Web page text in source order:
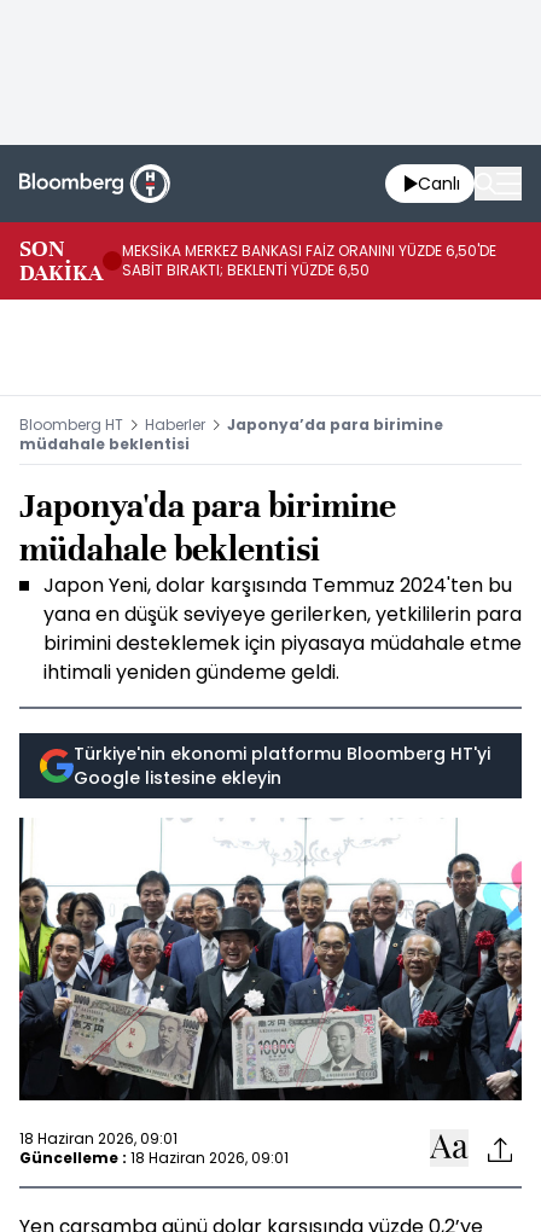
Canlı
SON
DAKİKA
MEKSİKA MERKEZ BANKASI FAİZ ORANINI YÜZDE 6,50'DE
SABİT BIRAKTI; BEKLENTİ YÜZDE 6,50
Bloomberg HT Haberler
Japonya’da para birimine
müdahale beklentisi
Japonya'da para birimine
müdahale beklentisi
Japon Yeni, dolar karşısında Temmuz 2024'ten bu
yana en düşük seviyeye gerilerken, yetkililerin para
birimini desteklemek için piyasaya müdahale etme
ihtimali yeniden gündeme geldi.
Türkiye'nin ekonomi platformu Bloomberg HT'yi
Google listesine ekleyin
18 Haziran 2026, 09:01
Güncelleme : 18 Haziran 2026, 09:01